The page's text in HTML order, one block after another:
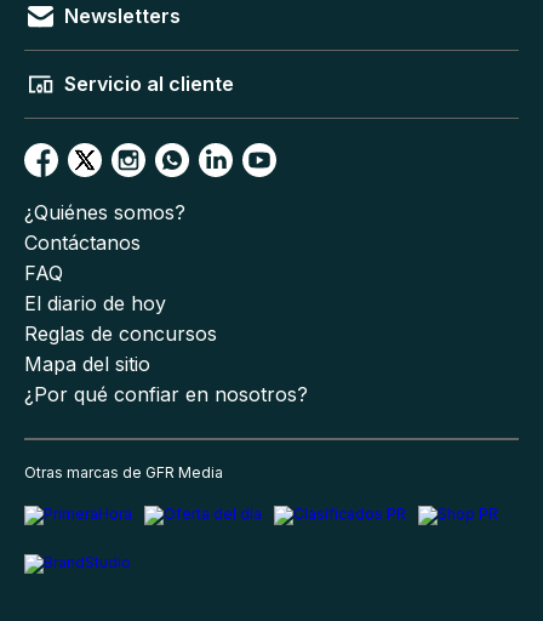
Newsletters
Servicio al cliente
¿Quiénes somos?
Contáctanos
FAQ
El diario de hoy
Reglas de concursos
Mapa del sitio
¿Por qué confiar en nosotros?
Otras marcas de GFR Media